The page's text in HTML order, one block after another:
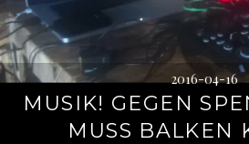
2016-04-16
MUSIK! GEGEN
MUSS BALKEN